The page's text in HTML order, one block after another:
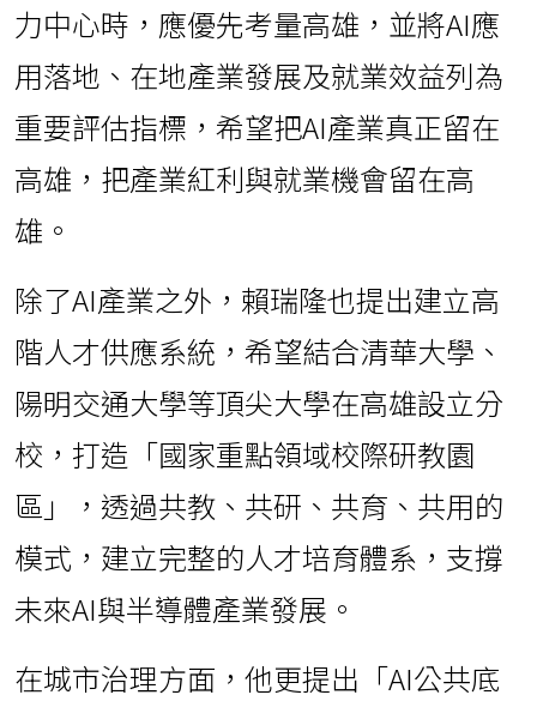
力中心時，應優先考量高雄，並將AI應
用落地、在地產業發展及就業效益列為
重要評估指標，希望把AI產業真正留在
高雄，把產業紅利與就業機會留在高
雄。
除了AI產業之外，賴瑞隆也提出建立高
階人才供應系統，希望結合清華大學、
陽明交通大學等頂尖大學在高雄設立分
校，打造「國家重點領域校際研教園
區」，透過共教、共研、共育、共用的
模式，建立完整的人才培育體系，支撐
未來AI與半導體產業發展。
在城市治理方面，他更提出「AI公共底